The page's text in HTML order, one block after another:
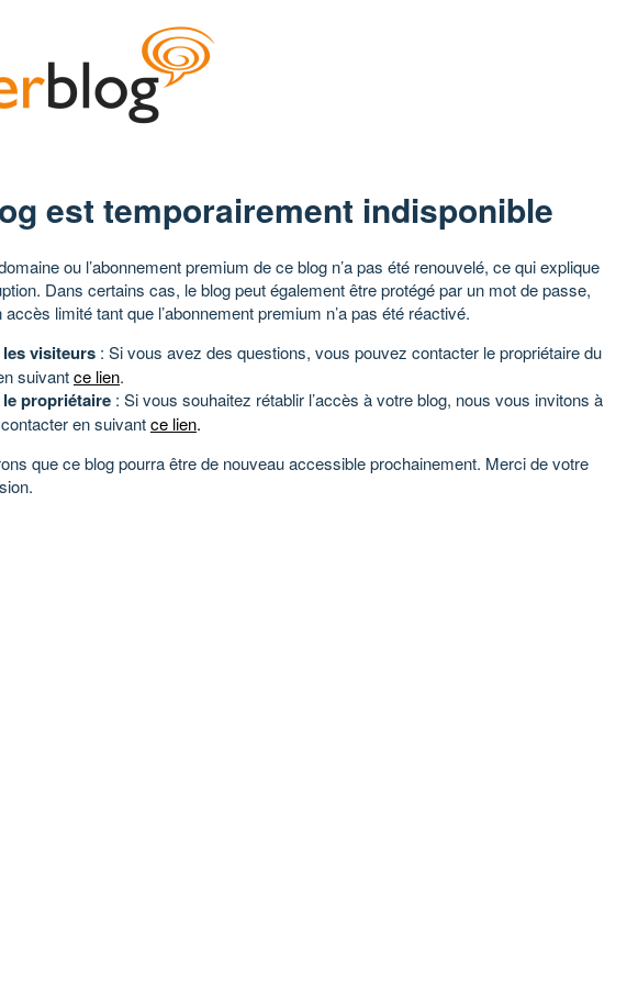
est temporairement indisponible
ou l’abonnement premium de ce blog n’a pas été renouvelé, ce qui explique
Dans certains cas, le blog peut également être protégé par un mot de passe,
accès limité tant que l’abonnement premium n’a pas été réactivé.
visiteurs : Si vous avez des questions, vous pouvez contacter le propriétaire du
suivantce lien.
propriétaire : Si vous souhaitez rétablir l’accès à votre blog, nous vous invitons à
en suivantce lien.
que ce blog pourra être de nouveau accessible prochainement. Merci de votre